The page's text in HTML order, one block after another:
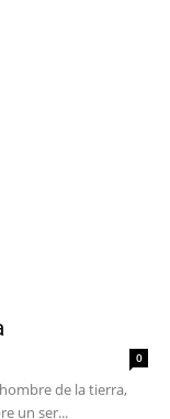
0
de la tierra,
un ser...